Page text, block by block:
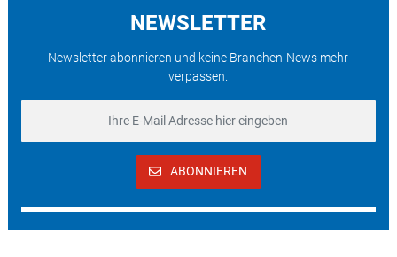
NEWSLETTER
Newsletter abonnieren und keine Branchen-News mehr
verpassen.
ABONNIEREN